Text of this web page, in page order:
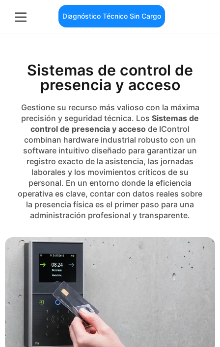
Diagnóstico Técnico Sin Cargo
Sistemas de control de
presencia y acceso
Gestione su recurso más valioso con la máxima
precisión y seguridad técnica. Los Sistemas de
control de presencia y acceso de IControl
combinan hardware industrial robusto con un
software intuitivo diseñado para garantizar un
registro exacto de la asistencia, las jornadas
laborales y los movimientos críticos de su
personal. En un entorno donde la eficiencia
operativa es clave, contar con datos reales sobre
la presencia física es el primer paso para una
administración profesional y transparente.